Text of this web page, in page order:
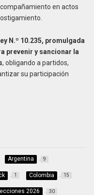
en actos
N.º 10.235, promulgada
prevenir y sancionar la
, obligando a partidos,
su participación
Argentina 9
1 Colombia 15
2026 30